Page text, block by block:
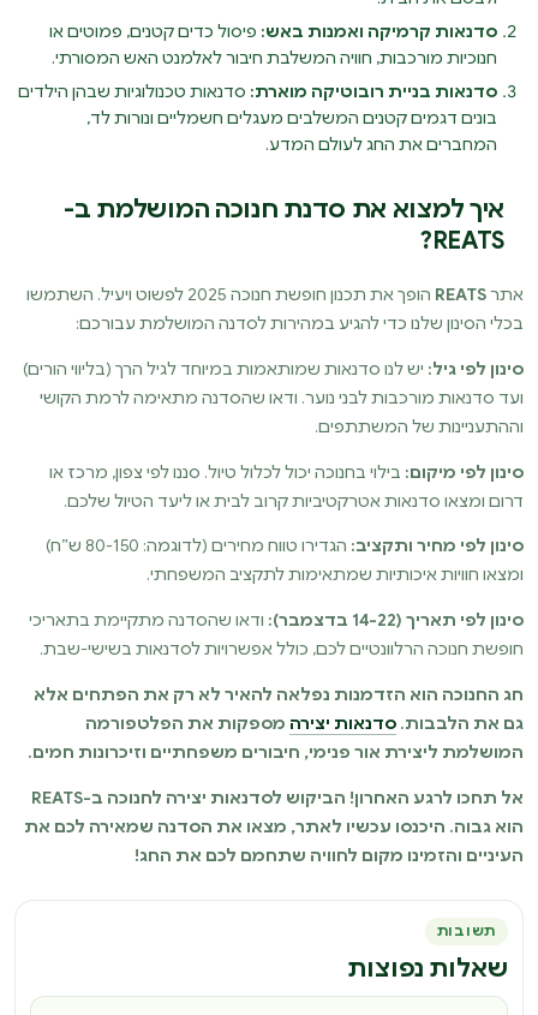
סדנאות קרמיקה ואמנות באש: פיסול כדים קטנים, פמוטים או
חנוכיות מורכבות, חוויה המשלבת חיבור לאלמנט האש המסורתי.
סדנאות בניית רובוטיקה מוארת: סדנאות טכנולוגיות שבהן הילדים
בונים דגמים קטנים המשלבים מעגלים חשמליים ונורות לד,
המחברים את החג לעולם המדע.
איך למצוא את סדנת חנוכה המושלמת ב-
REATS?
אתרREATS
הופך את תכנון חופשת חנוכה 2025 לפשוט ויעיל. השתמשו
בכלי הסינון שלנו כדי להגיע במהירות לסדנה המושלמת עבורכם:
סינון לפי גיל: יש לנו סדנאות שמותאמות במיוחד לגיל הרך (בליווי הורים)
ועד סדנאות מורכבות לבני נוער. ודאו שהסדנה מתאימה לרמת הקושי
וההתעניינות של המשתתפים.
סינון לפי מיקום: בילוי בחנוכה יכול לכלול טיול. סננו לפי צפון, מרכז או
דרום ומצאו סדנאות אטרקטיביות קרוב לבית או ליעד הטיול שלכם.
סינון לפי מחיר ותקציב:
הגדירו טווח מחירים (לדוגמה: 80-150 ש”ח)
ומצאו חוויות איכותיות שמתאימות לתקציב המשפחתי.
סינון לפי תאריך (14-22 בדצמבר):
ודאו שהסדנה מתקיימת בתאריכי
חופשת חנוכה הרלוונטיים לכם, כולל אפשרויות לסדנאות בשישי-שבת.
חג החנוכה הוא הזדמנות נפלאה להאיר לא רק את הפתחים אלא
גם את הלבבות. סדנאות יצירה מספקות את הפלטפורמה
המושלמת ליצירת אור פנימי, חיבורים משפחתיים וזיכרונות חמים.
אל תחכו לרגע האחרון! הביקוש לסדנאות יצירה לחנוכה ב-REATS
הוא גבוה. היכנסו עכשיו לאתר, מצאו את הסדנה שמאירה לכם את
העיניים והזמינו מקום לחוויה שתחמם לכם את החג!
תשובות
שאלות נפוצות